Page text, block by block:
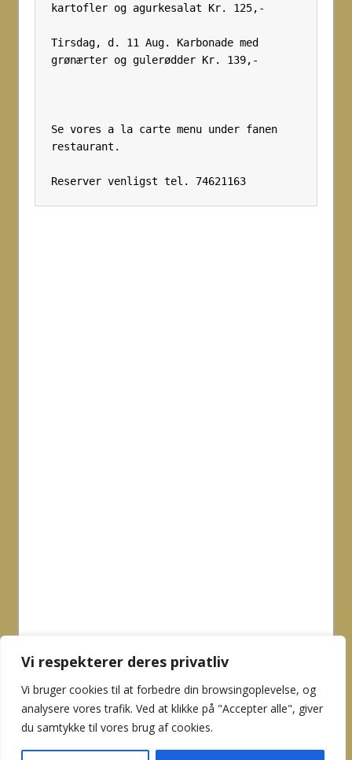
Vi respekterer deres privatliv
Vi bruger cookies til at forbedre din browsingoplevelse, og
analysere vores trafik. Ved at klikke på "Accepter alle", giver
du samtykke til vores brug af cookies.
kartofler og agurkesalat Kr. 125,-
Tirsdag, d. 11 Aug. Karbonade med
grønærter og gulerødder Kr. 139,-
Se vores a la carte menu under fanen
restaurant.
Reserver venligst tel. 74621163